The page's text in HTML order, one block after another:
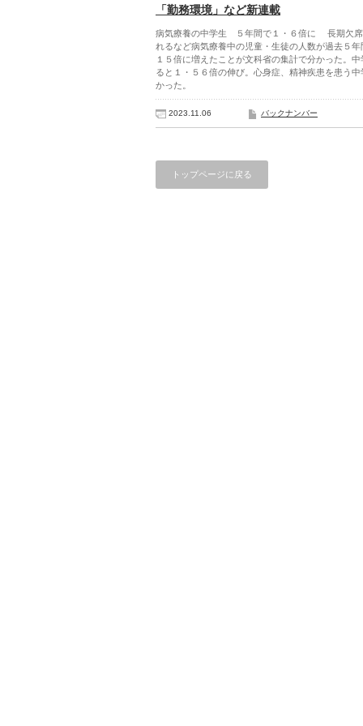
「勤務環境」など新連載
病気療養の中学生 ５年間で１・６倍に 長期欠席
れるなど病気療養中の児童・生徒の人数が過去５年
１５倍に増えたことが文科省の集計で分かった。中
ると１・５６倍の伸び。心身症、精神疾患を患う中
かった。
2023.11.06 バックナンバー
トップページに戻る